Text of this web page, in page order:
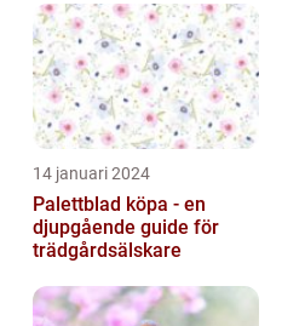
14 januari 2024
Palettblad köpa - en
djupgående guide för
trädgårdsälskare